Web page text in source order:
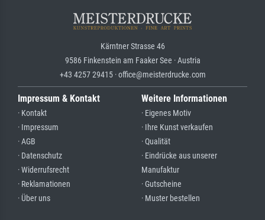
Kärntner Strasse 46
9586 Finkenstein am Faaker See · Austria
+43 4257 29415 · office@meisterdrucke.com
Impressum & Kontakt
· Kontakt
· Impressum
· AGB
· Datenschutz
· Widerrufsrecht
· Reklamationen
· Über uns
Weitere Informationen
· Eigenes Motiv
· Ihre Kunst verkaufen
· Qualität
· Eindrücke aus unserer
Manufaktur
· Gutscheine
· Muster bestellen